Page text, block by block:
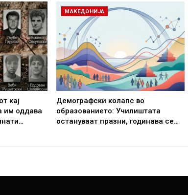
кај
им оддава
МАКЕДОНИЈА
Демографски колапс во
образованието: Училиштата
остануваат празни, годинава се…